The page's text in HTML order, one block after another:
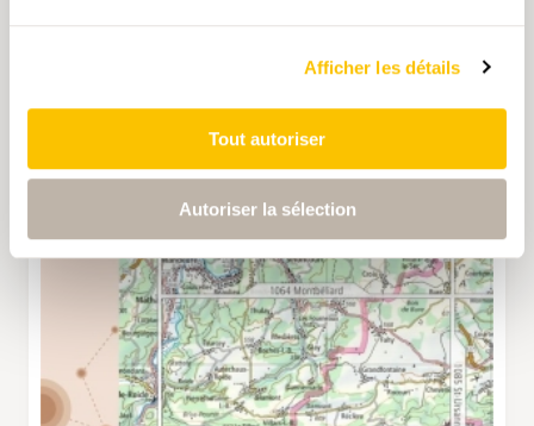
Afficher les détails
Tout autoriser
Autoriser la sélection